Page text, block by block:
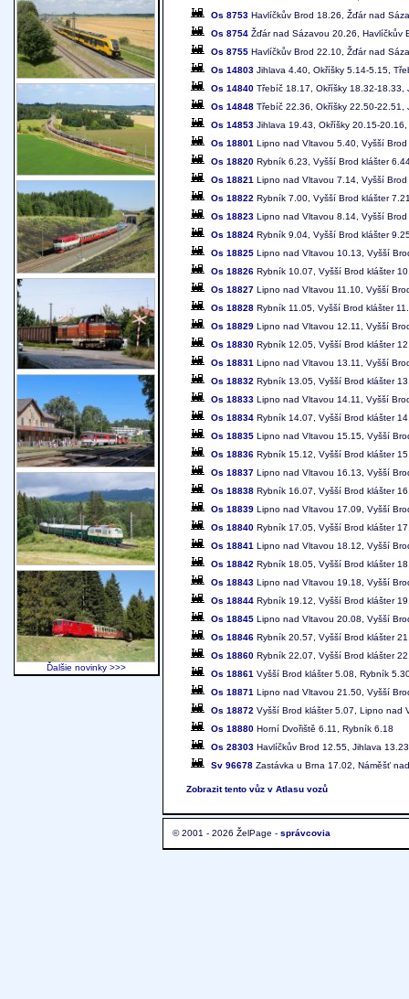
Os 8753 Havlíčkův Brod 18.26, Žďár nad
Os 8754 Žďár nad Sázavou 20.26, Havlíčkův
Os 8755 Havlíčkův Brod 22.10, Žďár nad
Os 14803 Jihlava 4.40, Okříšky 5.14-5.15,
Os 14840 Třebíč 18.17, Okříšky 18.32-18.33,
Os 14848 Třebíč 22.36, Okříšky 22.50-22.51,
Os 14853 Jihlava 19.43, Okříšky 20.15-
Os 18801 Lipno nad Vltavou 5.40, Vyšší
Os 18820 Rybník 6.23, Vyšší Brod klášter
Os 18821 Lipno nad Vltavou 7.14, Vyšší
Os 18822 Rybník 7.00, Vyšší Brod klášter
Os 18823 Lipno nad Vltavou 8.14, Vyšší
Os 18824 Rybník 9.04, Vyšší Brod klášter
Os 18825 Lipno nad Vltavou 10.13, Vyšší
Os 18826 Rybník 10.07, Vyšší Brod klášter
Os 18827 Lipno nad Vltavou 11.10, Vyšší
Os 18828 Rybník 11.05, Vyšší Brod klášter
Os 18829 Lipno nad Vltavou 12.11, Vyšší
Os 18830 Rybník 12.05, Vyšší Brod klášter
Os 18831 Lipno nad Vltavou 13.11, Vyšší
Os 18832 Rybník 13.05, Vyšší Brod klášter
Os 18833 Lipno nad Vltavou 14.11, Vyšší
Os 18834 Rybník 14.07, Vyšší Brod klášter
Os 18835 Lipno nad Vltavou 15.15, Vyšší
Os 18836 Rybník 15.12, Vyšší Brod klášter
Os 18837 Lipno nad Vltavou 16.13, Vyšší
Os 18838 Rybník 16.07, Vyšší Brod klášter
Os 18839 Lipno nad Vltavou 17.09, Vyšší
Os 18840 Rybník 17.05, Vyšší Brod klášter
Os 18841 Lipno nad Vltavou 18.12, Vyšší
Os 18842 Rybník 18.05, Vyšší Brod klášter
Os 18843 Lipno nad Vltavou 19.18, Vyšší
Os 18844 Rybník 19.12, Vyšší Brod klášter
Os 18845 Lipno nad Vltavou 20.08, Vyšší
Os 18846 Rybník 20.57, Vyšší Brod klášter
Os 18860 Rybník 22.07, Vyšší Brod klášter
Os 18861 Vyšší Brod klášter 5.08, Rybník
Os 18871 Lipno nad Vltavou 21.50, Vyšší
Os 18872 Vyšší Brod klášter 5.07, Lipno nad
Os 18880 Horní Dvořiště 6.11, Rybník 6.18
Os 28303 Havlíčkův Brod 12.55, Jihlava
Sv 96678 Zastávka u Brna 17.02, Náměšť
Zobrazit tento vůz v Atlasu vozů
© 2001 - 2026 ŽelPage - správcovia
Ďalšie novinky >>>